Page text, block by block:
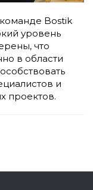
Bostik
уровень
что
в области
и
проектов.